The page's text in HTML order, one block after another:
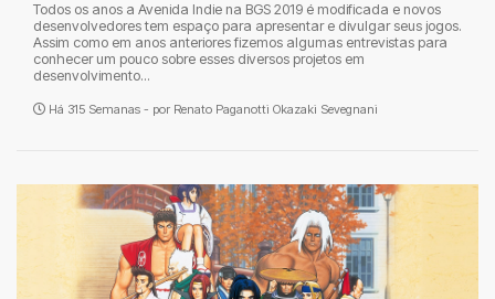
Todos os anos a Avenida Indie na BGS 2019 é modificada e novos
desenvolvedores tem espaço para apresentar e divulgar seus jogos.
Assim como em anos anteriores fizemos algumas entrevistas para
conhecer um pouco sobre esses diversos projetos em
desenvolvimento...
Há 315 Semanas - por Renato Paganotti Okazaki Sevegnani